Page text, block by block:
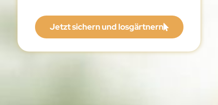
Jetzt sichern und losgärtnern